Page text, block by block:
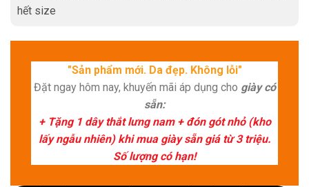
hết size
"Sản phẩm mới. Da đẹp. Không lỗi"
Đặt ngay hôm nay, khuyến mãi áp dụng cho giày có
sẵn:
+ Tặng 1 dây thắt lưng nam + đón gót nhỏ (kho
lấy ngẫu nhiên) khi mua giày sẵn giá từ 3 triệu.
Số lượng có hạn!